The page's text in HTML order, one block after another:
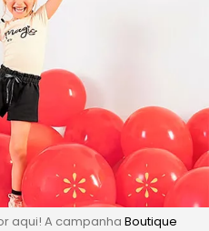
aqui! A campanha Boutique